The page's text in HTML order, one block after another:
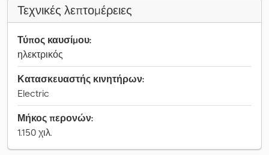
Τεχνικές λεπτομέρειες
Τύπος καυσίμου:
ηλεκτρικός
Κατασκευαστής κινητήρων:
Electric
Μήκος περονών:
1.150 χιλ.